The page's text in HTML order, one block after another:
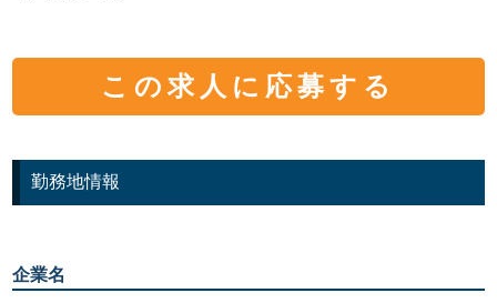
この求人に応募する
勤務地情報
企業名